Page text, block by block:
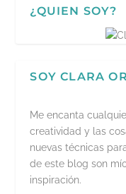
¿QUIEN SOY?
SOY CLARA
Me encanta
creatividad y las
nuevas técnicas
de este blog son
inspiración.